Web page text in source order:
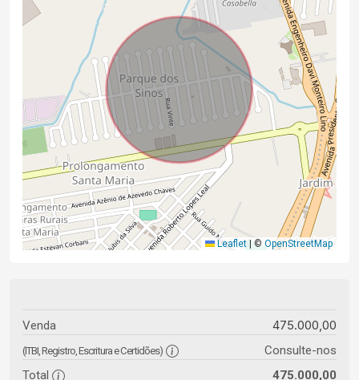
Leaflet |©OpenStreetMap
Venda 475.000,00
(ITBI, Registro, Escritura e Certidões)
Consulte-nos
Total
475.000,00